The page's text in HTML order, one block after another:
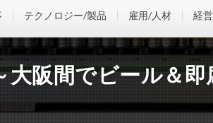
テクノロジー/製品 雇用/人材 経
阪間でビール＆即